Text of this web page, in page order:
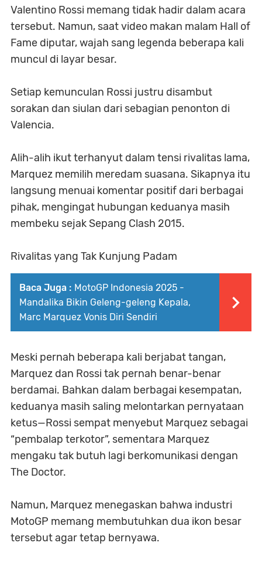
Valentino Rossi memang tidak hadir dalam acara
tersebut. Namun, saat video makan malam Hall of
Fame diputar, wajah sang legenda beberapa kali
muncul di layar besar.
Setiap kemunculan Rossi justru disambut
sorakan dan siulan dari sebagian penonton di
Valencia.
Alih-alih ikut terhanyut dalam tensi rivalitas lama,
Marquez memilih meredam suasana. Sikapnya itu
langsung menuai komentar positif dari berbagai
pihak, mengingat hubungan keduanya masih
membeku sejak Sepang Clash 2015.
Rivalitas yang Tak Kunjung Padam
Baca Juga : MotoGP Indonesia 2025 -
Mandalika Bikin Geleng-geleng Kepala,
Marc Marquez Vonis Diri Sendiri
Meski pernah beberapa kali berjabat tangan,
Marquez dan Rossi tak pernah benar-benar
berdamai. Bahkan dalam berbagai kesempatan,
keduanya masih saling melontarkan pernyataan
ketus—Rossi sempat menyebut Marquez sebagai
“pembalap terkotor”, sementara Marquez
mengaku tak butuh lagi berkomunikasi dengan
The Doctor.
Namun, Marquez menegaskan bahwa industri
MotoGP memang membutuhkan dua ikon besar
tersebut agar tetap bernyawa.